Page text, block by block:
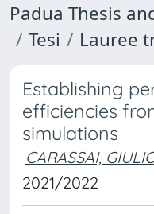
Padua Thesis
Tesi
Lauree
Establishing
efficiencies
simulations
CARASSAI,
2021/2022